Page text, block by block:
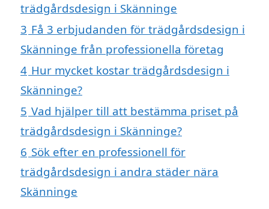
trädgårdsdesign i Skänninge
3 Få 3 erbjudanden för trädgårdsdesign i
Skänninge från professionella företag
4 Hur mycket kostar trädgårdsdesign i
Skänninge?
5 Vad hjälper till att bestämma priset på
trädgårdsdesign i Skänninge?
6 Sök efter en professionell för
trädgårdsdesign i andra städer nära
Skänninge